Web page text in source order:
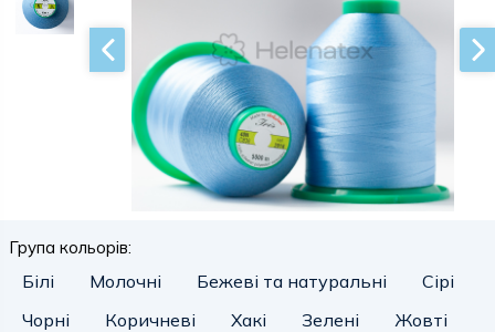
Група кольорів:
Білі Молочні Бежеві та натуральні
Сірі
Чорні
Коричневі Хакі Зелені
Жовті